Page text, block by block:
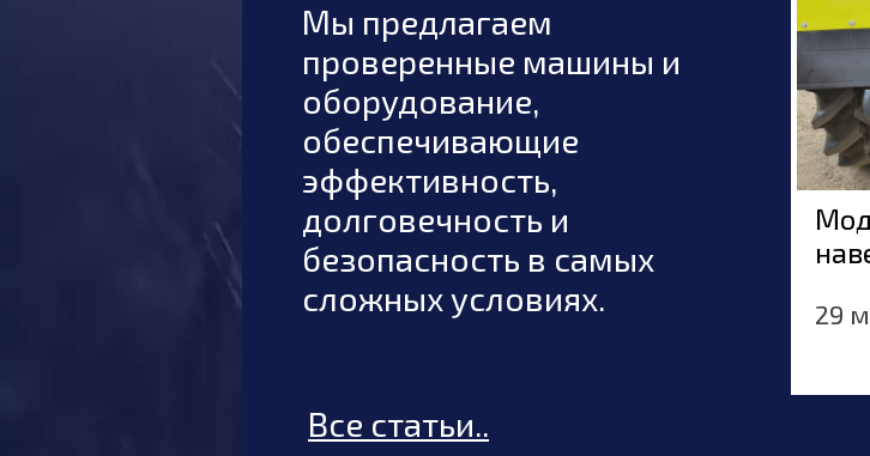
Мы предлагаем
проверенные машины и
оборудование,
обеспечивающие
эффективность,
долговечность и
безопасность в самых
сложных условиях.
Все статьи..
XXV агропромышленная
выставка-ярмарка золотая
нива 27-30 мая 2025
29